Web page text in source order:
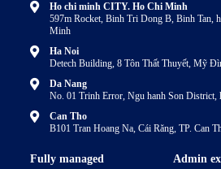
Ho chi minh CITY. Ho Chi Minh
597m Rocket, Binh Tri Dong B, Binh Tan,
Minh
Ha Noi
Detech Building, 8 Tôn Thất Thuyết, Mỹ
Da Nang
No. 01 Trinh Error, Ngu hanh Son District,
Can Tho
B101 Tran Hoang Na, Cái Răng, TP. Can
Fully managed Admin